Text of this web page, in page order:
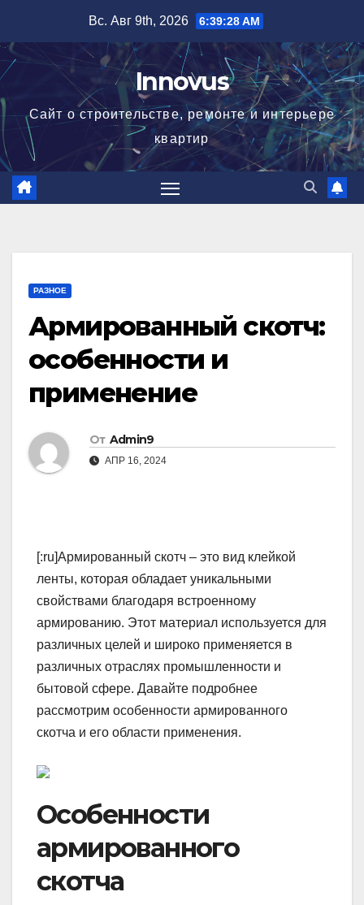
содержимому
Вс. Авг 9th, 2026 6:39:29 AM
Innovus
Сайт о строительстве, ремонте и интерьере
квартир
РАЗНОЕ
Армированный скотч:
особенности и
применение
От Admin9
АПР 16, 2024
[:ru]Армированный скотч – это вид клейкой
ленты, которая обладает уникальными
свойствами благодаря встроенному
армированию. Этот материал используется для
различных целей и широко применяется в
различных отраслях промышленности и
бытовой сфере. Давайте подробнее
рассмотрим особенности армированного
скотча и его области применения.
Особенности
армированного
скотча